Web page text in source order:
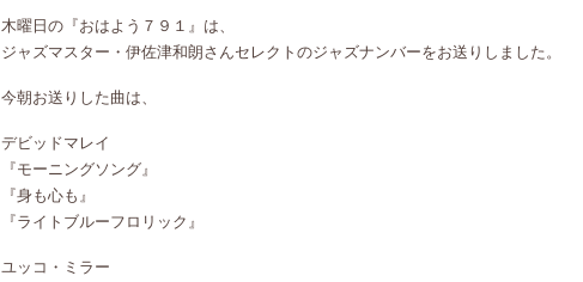
木曜日の『おはよう７９１』は、
ジャズマスター・伊佐津和朗さんセレクトのジャズナンバーをお送りしました。
今朝お送りした曲は、
デビッドマレイ
『モーニングソング』
『身も心も』
『ライトブルーフロリック』
ユッコ・ミラー